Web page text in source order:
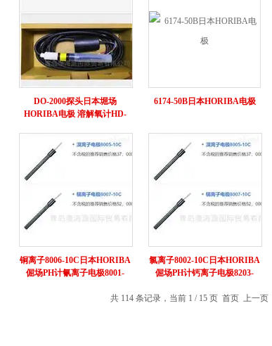
DO-2000探头日本堀场
HORIBA电极 溶解氧计HD-
6174-50B日本HORIBA电极
铜离子8006-10C日本HORIBA
倔场PH计氰离子电极8001-
氯离子8002-10C日本HORIBA
倔场PH计钙离子电极8203-
共 114 条记录，当前 1 / 15 页 首页 上一页